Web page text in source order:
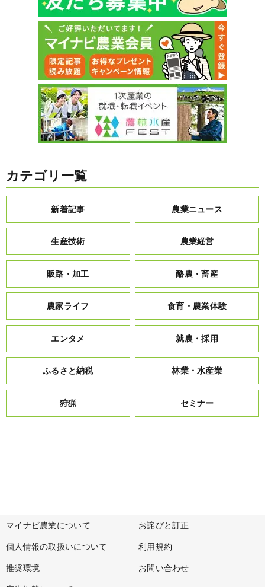
カテゴリ一覧
新着記事 農業ニュース
生産技術 農業経営
販路・加工 酪農・畜産
農家ライフ 食育・農業体験
エンタメ 就農・採用
ふるさと納税 林業・水産業
狩猟 セミナー
マイナビ農業について お詫びと訂正
個人情報の取扱いについて 利用規約
推奨環境 お問い合わせ